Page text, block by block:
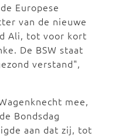
Europese
van de nieuwe
Ali, tot voor kort
De BSW staat
verstand",
mee,
Bondsdag
aan dat zij, tot